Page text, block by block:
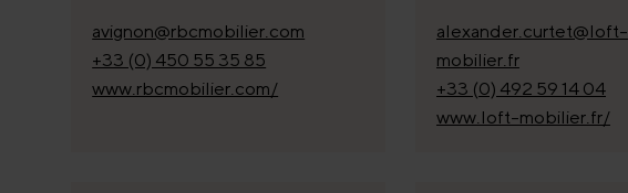
avignon@rbcmobilier.com
+33 (0) 450 55 35 85
www.rbcmobilier.com/
alexander.curtet@loft-
mobilier.fr
+33 (0) 492 59 14 04
www.loft-mobilier.fr/